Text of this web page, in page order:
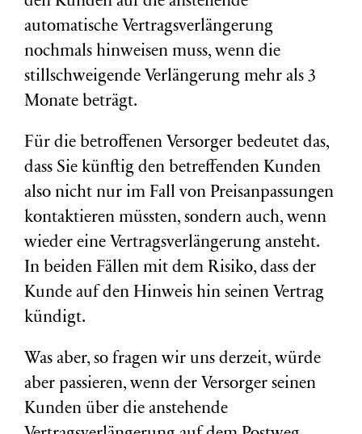
automatische Vertragsverlängerung
nochmals hinweisen muss, wenn die
stillschweigende Verlängerung mehr als 3
Monate beträgt.
Für die betroffenen Versorger bedeutet das,
dass Sie künftig den betreffenden Kunden
also nicht nur im Fall von Preisanpassungen
kontaktieren müssten, sondern auch, wenn
wieder eine Vertragsverlängerung ansteht.
In beiden Fällen mit dem Risiko, dass der
Kunde auf den Hinweis hin seinen Vertrag
kündigt.
Was aber, so fragen wir uns derzeit, würde
aber passieren, wenn der Versorger seinen
Kunden über die anstehende